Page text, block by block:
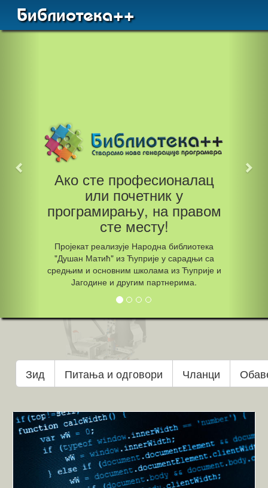
Библиотека++
Ако сте професионалац
или почетник у
програмирању, на правом
сте месту!
Пројекат реализује Народна библиотека
"Душан Матић" из Ћуприје у сарадњи са
средњим и основним школама из Ћуприје и
Јагодине и другим партнерима.
Зид Питања и одговори Чланци